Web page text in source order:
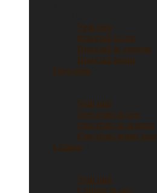
Vedi tutti
Bracciali in oro
Bracciali in argento
Bracciali tennis
Orecchini
Vedi tutti
Orecchini in oro
Orecchini in argento
Orecchini punto luce
Collane
Vedi tutti
Collane in oro